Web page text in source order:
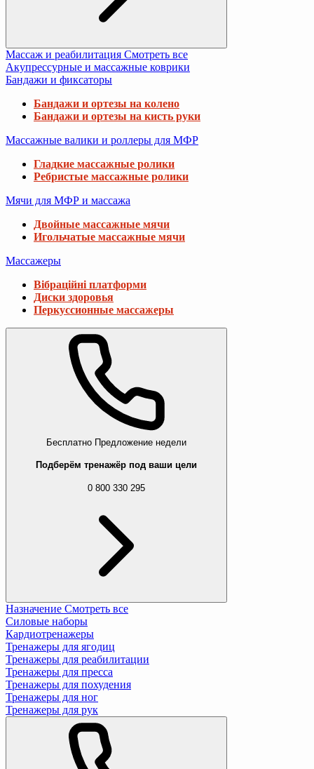
Массаж и реабилитация Смотреть все
Акупрессурные и массажные коврики
Бандажи и фиксаторы
Бандажи и ортезы на колено
Бандажи и ортезы на кисть руки
Массажные валики и роллеры для МФР
Гладкие массажные ролики
Ребристые массажные ролики
Мячи для МФР и массажа
Двойные массажные мячи
Игольчатые массажные мячи
Массажеры
Вібраційні платформи
Диски здоровья
Перкуссионные массажеры
Бесплатно Предложение недели
Подберём тренажёр под ваши цели
0 800 330 295
Назначение Смотреть все
Силовые наборы
Кардиотренажеры
Тренажеры для ягодиц
Тренажеры для реабилитации
Тренажеры для пресса
Тренажеры для похудения
Тренажеры для ног
Тренажеры для рук